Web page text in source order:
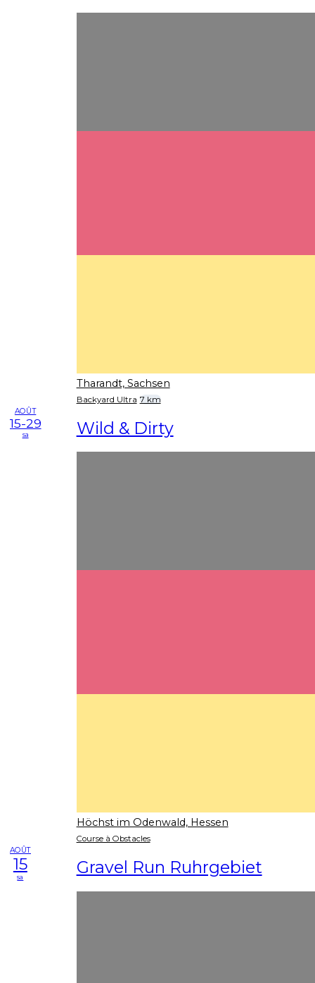
Tharandt, Sachsen
Backyard Ultra 7 km
AOÛT
15-29
sa Wild & Dirty
Höchst im Odenwald, Hessen
Course à Obstacles
AOÛT
15
sa Gravel Run Ruhrgebiet